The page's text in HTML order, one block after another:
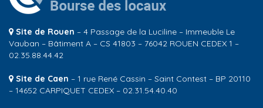
Site de Rouen – 4 Passage de la Luciline – Immeuble Le
Vauban – Bâtiment A – CS 41803 – 76042 ROUEN CEDEX 1 –
02.35.88.44.42
Site de Caen – 1 rue René Cassin – Saint Contest – BP 20110
– 14652 CARPIQUET CEDEX – 02.31.54.40.40